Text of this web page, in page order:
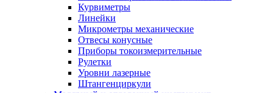
Курвиметры
Линейки
Микрометры механические
Отвесы конусные
Приборы токоизмерительные
Рулетки
Уровни лазерные
Штангенциркули